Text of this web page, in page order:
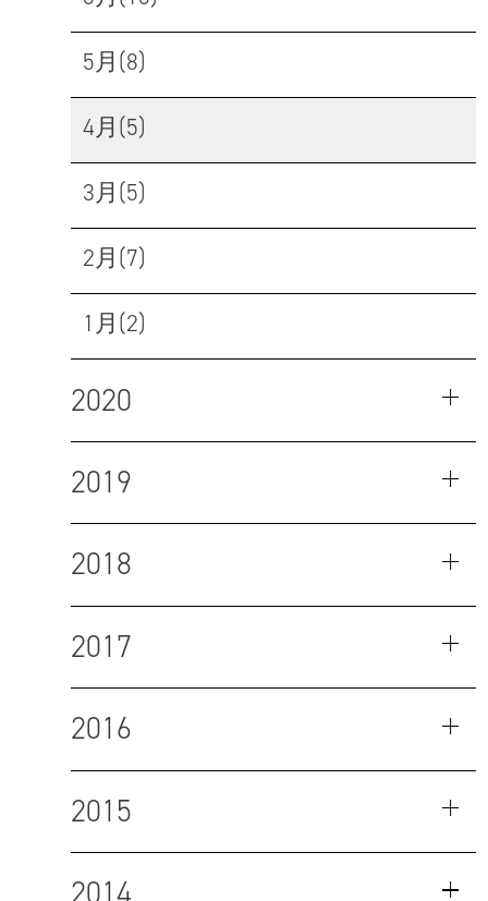
5月(8)
4月(5)
3月(5)
2月(7)
1月(2)
2020
2019
2018
2017
2016
2015
2014